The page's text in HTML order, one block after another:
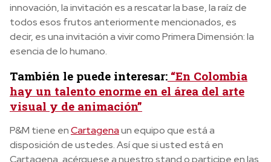
innovación, la invitación es a rescatar la base, la raíz de
todos esos frutos anteriormente mencionados, es
decir, es una invitación a vivir como Primera Dimensión: la
esencia de lo humano.
También le puede interesar: “En Colombia
hay un talento enorme en el área del arte
visual y de animación”
P&M tiene enCartagenaun equipo que está a
disposición de ustedes. Así que si usted está en
Cartagena, acérquese a nuestro stand o participe en las